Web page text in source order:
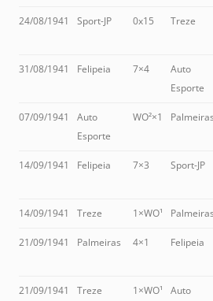
24/08/1941 Sport-JP 0x15 Treze
31/08/1941 Felipeia 7×4
Auto
Esporte
07/09/1941
Auto
Esporte
WO²×1 Palmeiras
14/09/1941 Felipeia 7×3 Sport-JP
14/09/1941 Treze 1×WO¹ Palmeiras
21/09/1941 Palmeiras 4×1 Felipeia
21/09/1941 Treze 1×WO¹
Auto